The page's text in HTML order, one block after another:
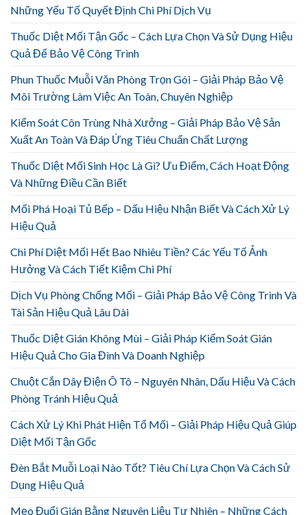
Những Yếu Tố Quyết Định Chi Phí Dịch Vụ
Thuốc Diệt Mối Tận Gốc – Cách Lựa Chọn Và Sử Dụng Hiệu
Quả Để Bảo Vệ Công Trình
Phun Thuốc Muỗi Văn Phòng Trọn Gói – Giải Pháp Bảo Vệ
Môi Trường Làm Việc An Toàn, Chuyên Nghiệp
Kiểm Soát Côn Trùng Nhà Xưởng – Giải Pháp Bảo Vệ Sản
Xuất An Toàn Và Đáp Ứng Tiêu Chuẩn Chất Lượng
Thuốc Diệt Mối Sinh Học Là Gì? Ưu Điểm, Cách Hoạt Động
Và Những Điều Cần Biết
Mối Phá Hoại Tủ Bếp – Dấu Hiệu Nhận Biết Và Cách Xử Lý
Hiệu Quả
Chi Phí Diệt Mối Hết Bao Nhiêu Tiền? Các Yếu Tố Ảnh
Hưởng Và Cách Tiết Kiệm Chi Phí
Dịch Vụ Phòng Chống Mối – Giải Pháp Bảo Vệ Công Trình Và
Tài Sản Hiệu Quả Lâu Dài
Thuốc Diệt Gián Không Mùi – Giải Pháp Kiểm Soát Gián
Hiệu Quả Cho Gia Đình Và Doanh Nghiệp
Chuột Cắn Dây Điện Ô Tô – Nguyên Nhân, Dấu Hiệu Và Cách
Phòng Tránh Hiệu Quả
Cách Xử Lý Khi Phát Hiện Tổ Mối – Giải Pháp Hiệu Quả Giúp
Diệt Mối Tận Gốc
Đèn Bắt Muỗi Loại Nào Tốt? Tiêu Chí Lựa Chọn Và Cách Sử
Dụng Hiệu Quả
Mẹo Đuổi Gián Bằng Nguyên Liệu Tự Nhiên – Những Cách